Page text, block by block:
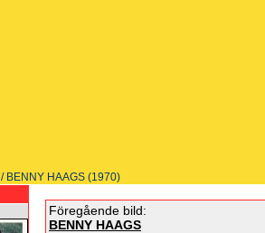
/ BENNY HAAGS (1970)
Föregående bild:
BENNY HAAGS